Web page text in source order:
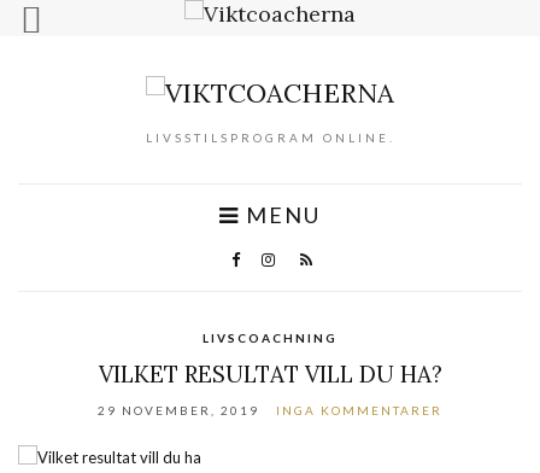
LIVSSTILSPROGRAM ONLINE.
MENU
LIVSCOACHNING
VILKET RESULTAT VILL DU HA?
29 NOVEMBER, 2019 INGA KOMMENTARER